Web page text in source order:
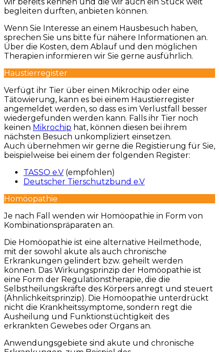
begleiten durften, anbieten können.
Wenn Sie Interesse an einem Hausbesuch haben,
sprechen Sie uns bitte für nähere Informationen an.
Über die Kosten, dem Ablauf und den möglichen
Therapien informieren wir Sie gerne ausführlich.
Haustierregister
Verfügt ihr Tier über einen Mikrochip oder eine
Tätowierung, kann es bei einem Haustierregister
angemeldet werden, so dass es im Verlustfall besser
wiedergefunden werden kann. Falls ihr Tier noch
keinen Mikrochip hat, können diesen bei ihrem
nächsten Besuch unkompliziert einsetzen.
Auch übernehmen wir gerne die Registierung für Sie,
beispielweise bei einem der folgenden Register:
TASSO e.V (empfohlen)
Deutscher Tierschutzbund e.V
Homöopathie
Je nach Fall wenden wir Homöopathie in Form von
Kombinationspräparaten an.
Die Homöopathie ist eine alternative Heilmethode,
mit der sowohl akute als auch chronische
Erkrankungen gelindert bzw. geheilt werden
können. Das Wirkungsprinzip der Homöopathie ist
eine Form der Regulationstherapie, die die
Selbstheilungskräfte des Körpers anregt und steuert
(Ähnlichkeitsprinzip). Die Homöopathie unterdrückt
nicht die Krankheitssymptome, sondern regt die
Ausheilung und Funktionstüchtigkeit des
erkrankten Gewebes oder Organs an.
Anwendungsgebiete sind akute und chronische